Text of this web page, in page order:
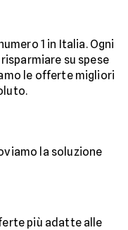
1 in Italia. Ogni
su spese
le offerte migliori
la soluzione
più adatte alle